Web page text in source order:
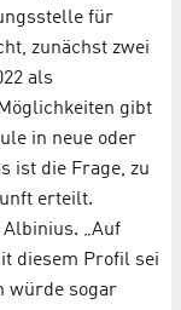
für
zunächst zwei
als
gibt
in neue oder
ist die Frage, zu
erteilt.
„Auf
diesem Profil sei
würde sogar